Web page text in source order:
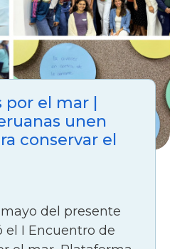
el mar |
unen
conservar el
del presente
el I Encuentro de